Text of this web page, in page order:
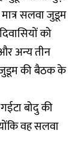
सलवा जुडूम
को
अन्य तीन
जुडूम की बैठक के
बोदु की
वह सलवा